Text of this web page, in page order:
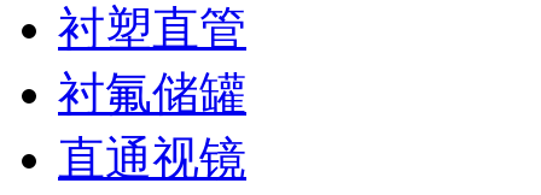
衬塑直管
衬氟储罐
直通视镜